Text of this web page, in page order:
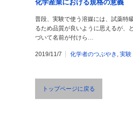
化学産業における規格の意義
普段、実験で使う溶媒には、試薬特
るため品質が良いように思えるが、
づいて名前が付けら…
2019/11/7 化学者のつぶやき , 実験
トップページに戻る